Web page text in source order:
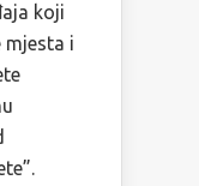
koji
mjesta i